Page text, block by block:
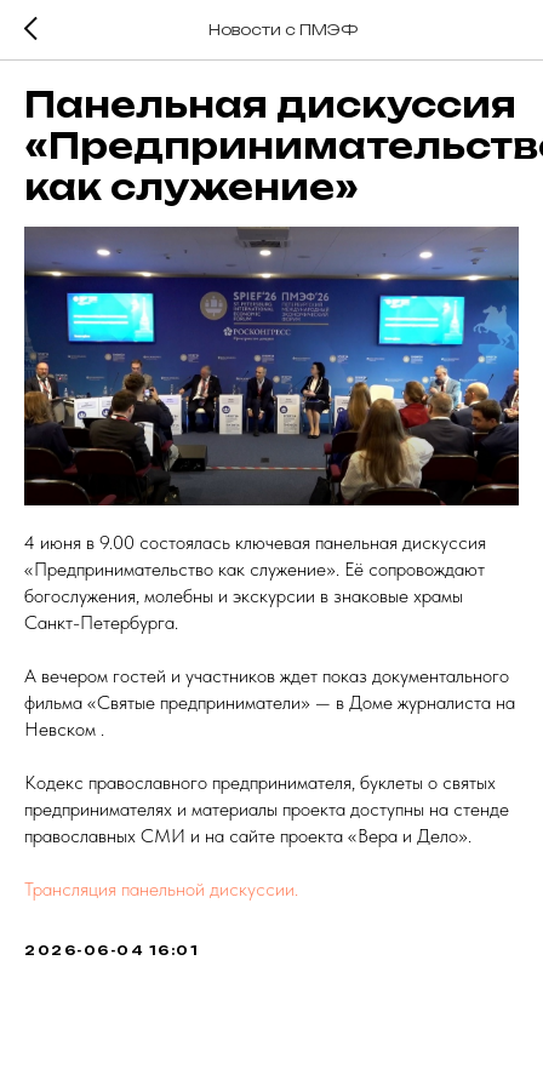
Новости с ПМЭФ
Панельная дискуссия
как служение»
4 июня в 9.00 состоялась ключевая панельная дискуссия
«Предпринимательство как служение». Её сопровождают
богослужения, молебны и экскурсии в знаковые храмы
Санкт-Петербурга.
А вечером гостей и участников ждет показ документального
фильма «Святые предприниматели» — в Доме журналиста на
Невском .
Кодекс православного предпринимателя, буклеты о святых
предпринимателях и материалы проекта доступны на стенде
православных СМИ и на сайте проекта «Вера и Дело».
Трансляция панельной дискуссии.
2026-06-04 16:01